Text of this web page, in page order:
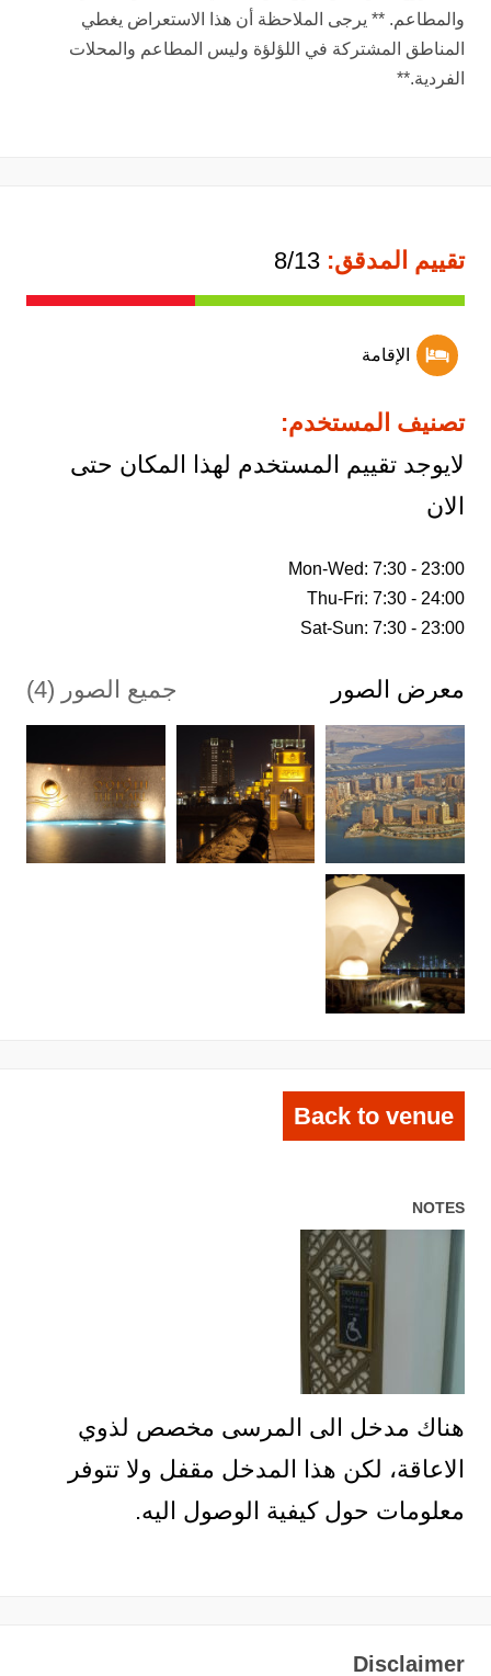
والمطاعم. ** يرجى الملاحظة أن هذا الاستعراض يغطي
المناطق المشتركة في اللؤلؤة وليس المطاعم والمحلات
الفردية.**
تقييم المدقق:
الإقامة
تصنيف المستخدم:
لايوجد تقييم المستخدم لهذا المكان حتى
الان
Sat-Sun: 7:30 - 23:00
معرض الصور جميع الصور (4)
Back to venue
NOTES
هناك مدخل الى المرسى مخصص لذوي
الاعاقة، لكن هذا المدخل مقفل ولا تتوفر
معلومات حول كيفية الوصول اليه.
Disclaimer